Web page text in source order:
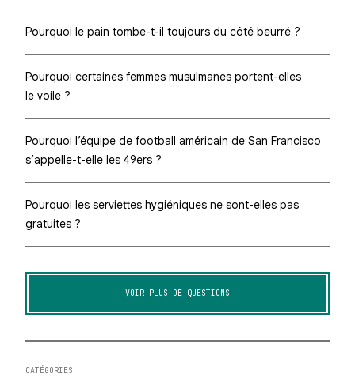
Pourquoi le pain tombe-t-il toujours du côté beurré ?
Pourquoi certaines femmes musulmanes portent-elles
le voile ?
Pourquoi l’équipe de football américain de San Francisco
s’appelle-t-elle les 49ers ?
Pourquoi les serviettes hygiéniques ne sont-elles pas
gratuites ?
VOIR PLUS DE QUESTIONS
CATÉGORIES